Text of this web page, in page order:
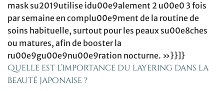
mask su2019utilise idu00e9alement 2 u00e0 3 fois
par semaine en complu00e9ment de la routine de
soins habituelle, surtout pour les peaux su00e8ches
ou matures, afin de booster la
ru00e9gu00e9nu00e9ration nocturne. »}}]}
Quelle est l’importance du layering dans la
beauté japonaise ?